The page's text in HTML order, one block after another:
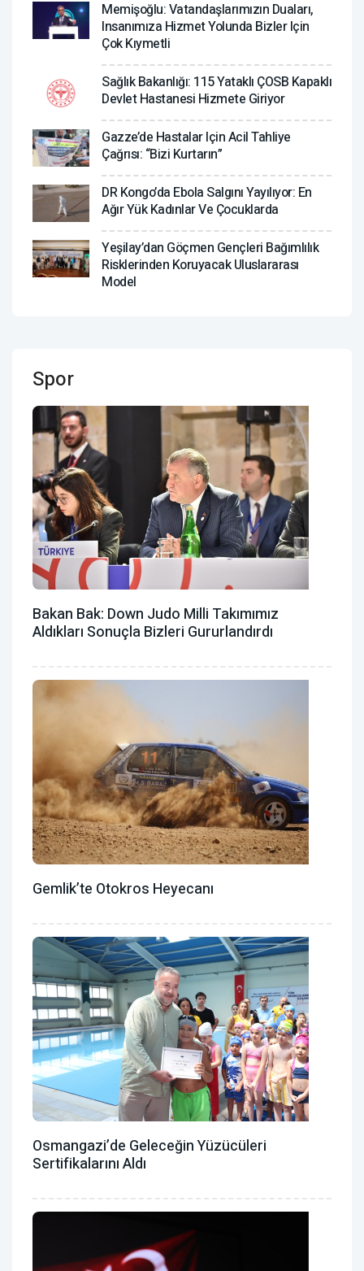
Memişoğlu: Vatandaşlarımızın Duaları,
Insanımıza Hizmet Yolunda Bizler Için
Çok Kıymetli
Sağlık Bakanlığı: 115 Yataklı ÇOSB Kapaklı
Devlet Hastanesi Hizmete Giriyor
Gazze’de Hastalar Için Acil Tahliye
Çağrısı: “Bizi Kurtarın”
DR Kongo’da Ebola Salgını Yayılıyor: En
Ağır Yük Kadınlar Ve Çocuklarda
Yeşilay’dan Göçmen Gençleri Bağımlılık
Risklerinden Koruyacak Uluslararası
Model
Spor
Bakan Bak: Down Judo Milli Takımımız
Aldıkları Sonuçla Bizleri Gururlandırdı
Gemlik’te Otokros Heyecanı
Osmangazi’de Geleceğin Yüzücüleri
Sertifikalarını Aldı